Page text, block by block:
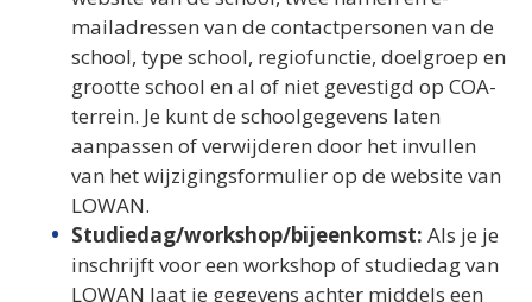
mailadressen van de contactpersonen van de
school, type school, regiofunctie, doelgroep en
grootte school en al of niet gevestigd op COA-
terrein. Je kunt de schoolgegevens laten
aanpassen of verwijderen door het invullen
van het wijzigingsformulier op de website van
LOWAN.
Studiedag/workshop/bijeenkomst: Als je je
inschrijft voor een workshop of studiedag van
LOWAN laat je gegevens achter middels een